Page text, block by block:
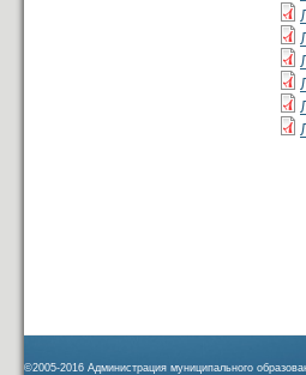
©2005-2016 Администрация муниципального